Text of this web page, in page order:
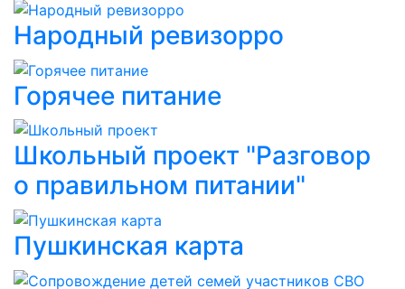
Народный ревизорро
Горячее питание
Школьный проект "Разговор
о правильном питании"
Пушкинская карта